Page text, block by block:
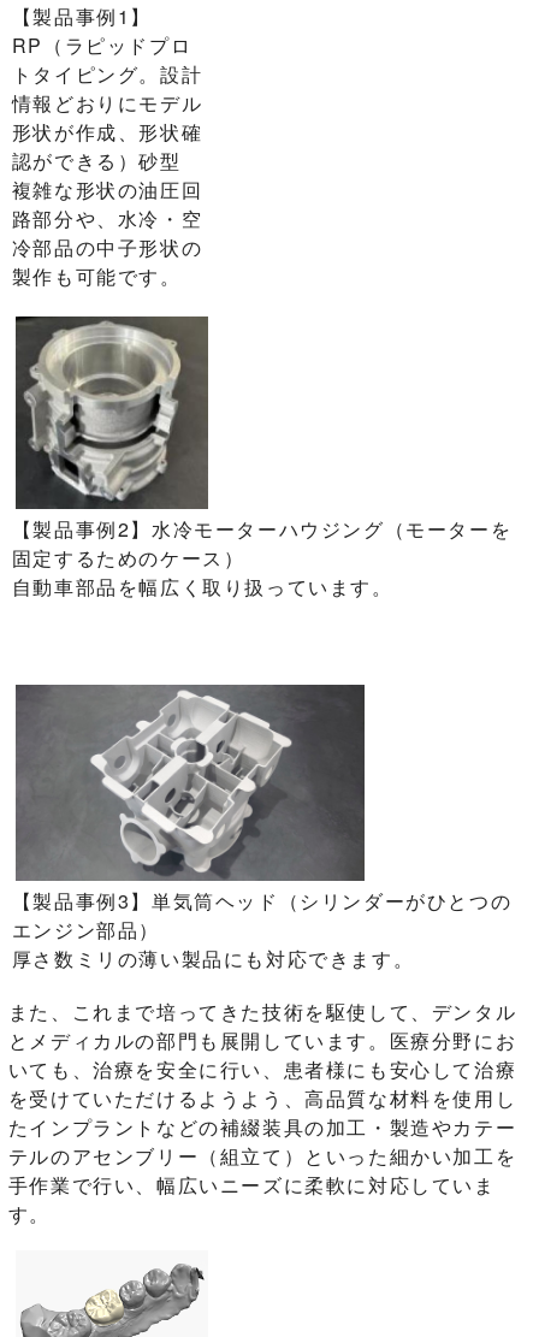
【製品事例1】
RP（ラピッドプロ
トタイピング。設計
情報どおりにモデル
形状が作成、形状確
認ができる）砂型
複雑な形状の油圧回
路部分や、水冷・空
冷部品の中子形状の
製作も可能です。
【製品事例2】水冷モーターハウジング（モーターを
固定するためのケース）
自動車部品を幅広く取り扱っています。
【製品事例3】単気筒ヘッド（シリンダーがひとつの
エンジン部品）
厚さ数ミリの薄い製品にも対応できます。
また、これまで培ってきた技術を駆使して、デンタル
とメディカルの部門も展開しています。医療分野にお
いても、治療を安全に行い、患者様にも安心して治療
を受けていただけるようよう、高品質な材料を使用し
たインプラントなどの補綴装具の加工・製造やカテー
テルのアセンブリー（組立て）といった細かい加工を
手作業で行い、幅広いニーズに柔軟に対応していま
す。